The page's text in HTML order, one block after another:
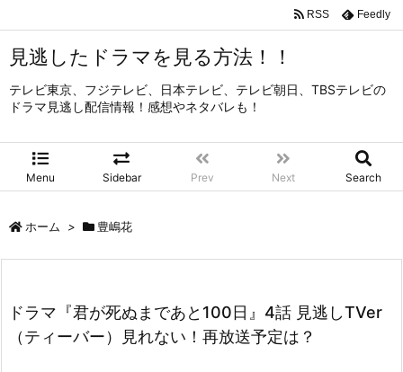
見逃したドラマを見る方法！！
テレビ東京、フジテレビ、日本テレビ、テレビ朝日、TBSテレビの
ドラマ見逃し配信情報！感想やネタバレも！
Menu Sidebar Prev Next Search
RSS Feedly
ホーム > 豊嶋花
ドラマ『君が死ぬまであと100日』4話 見逃しTVer
（ティーバー）見れない！再放送予定は？